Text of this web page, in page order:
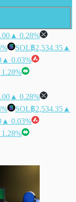
▲ 0.28%
SOL฿2,534.35 ▲
▲ 0.03%
▲ 0.28%
SOL฿2,534.35 ▲
▲ 0.03%